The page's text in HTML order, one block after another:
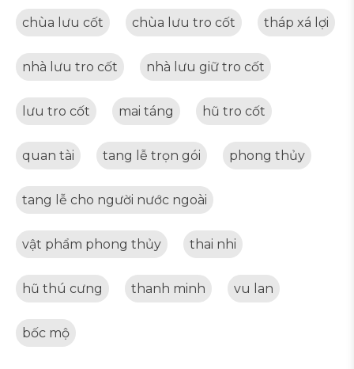
chùa lưu cốt chùa lưu tro cốt tháp xá lợi
nhà lưu tro cốt nhà lưu giữ tro cốt
lưu tro cốt mai táng hũ tro cốt
quan tài tang lễ trọn gói phong thủy
tang lễ cho người nước ngoài
vật phẩm phong thủy thai nhi
hũ thú cưng thanh minh vu lan
bốc mộ